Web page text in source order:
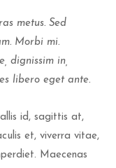
metus. Sed
Morbi mi.
dignissim in,
libero eget ante.
id, sagittis at,
et, viverra vitae,
Maecenas